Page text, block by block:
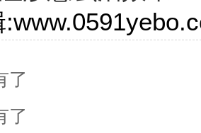
了
了